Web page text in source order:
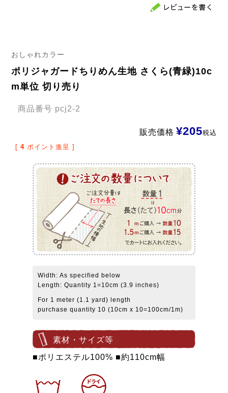
おしゃれカラー
ポリジャガードちりめん生地 さくら(青緑)10c
m単位 切り売り
商品番号 pcj2-2
販売価格 ¥205税込
[ 4 ポイント進呈 ]
Width: As specified below
Length: Quantity 1=10cm (3.9 inches)
For 1 meter (1.1 yard) length
purchase quantity 10 (10cm x 10=100cm/1m)
素材・サイズ等
■ポリエステル100% ■約110cm幅